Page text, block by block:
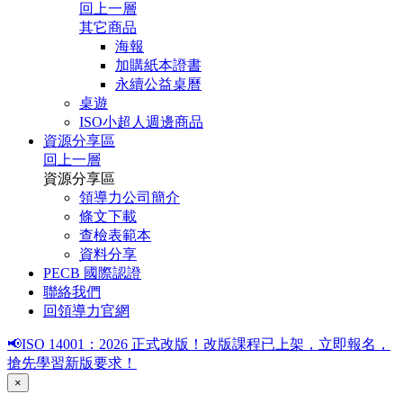
回上一層
其它商品
海報
加購紙本證書
永續公益桌曆
桌遊
ISO小超人週邊商品
資源分享區
回上一層
資源分享區
領導力公司簡介
條文下載
查檢表範本
資料分享
PECB 國際認證
聯絡我們
回領導力官網
📢ISO 14001：2026 正式改版！改版課程已上架，立即報名，
搶先學習新版要求！
×